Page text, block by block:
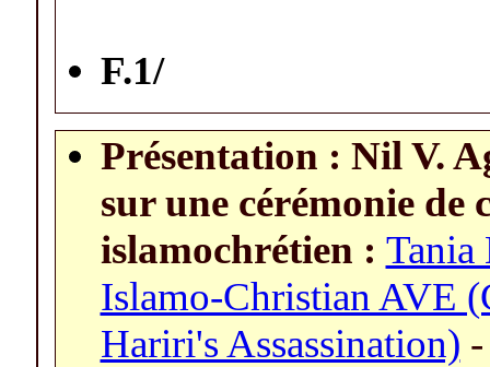
F.1/
Présentation : Nil V.
sur une cérémonie de
islamochrétien : Tania
Islamo-Christian AVE
Hariri's Assassination)